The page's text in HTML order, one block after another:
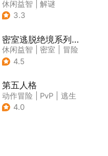
休闲益智
解谜
| 像素风
3.3
密室逃脱绝境系列3画仙奇缘
休闲益智 密室
冒险
| 密室逃脱
4.5
第五人格
动作冒险 PvP
逃生
| 非对称竞技
4.0